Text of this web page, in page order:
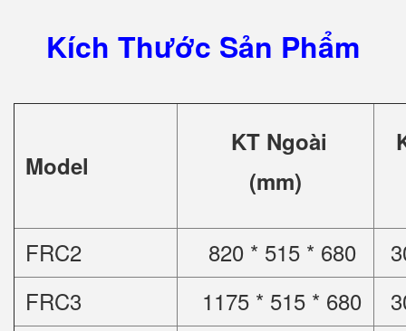
Kích Thước Sản Phẩm
Model
KT Ngoài
(mm)
FRC2 820 * 515 * 680
FRC3
1175 * 515 * 680